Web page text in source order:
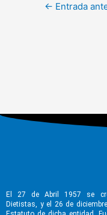
← Entrada
El 27 de Abril 1957 se
Dietistas, y el 26 de